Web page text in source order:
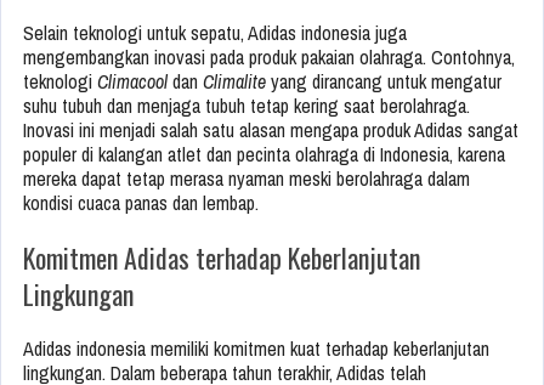
Selain teknologi untuk sepatu, Adidas indonesia juga
mengembangkan inovasi pada produk pakaian olahraga. Contohnya,
teknologi Climacooldan Climaliteyang dirancang untuk mengatur
suhu tubuh dan menjaga tubuh tetap kering saat berolahraga.
Inovasi ini menjadi salah satu alasan mengapa produk Adidas sangat
populer di kalangan atlet dan pecinta olahraga di Indonesia, karena
mereka dapat tetap merasa nyaman meski berolahraga dalam
kondisi cuaca panas dan lembap.
Komitmen Adidas terhadap Keberlanjutan
Lingkungan
Adidas indonesia memiliki komitmen kuat terhadap keberlanjutan
lingkungan. Dalam beberapa tahun terakhir, Adidas telah